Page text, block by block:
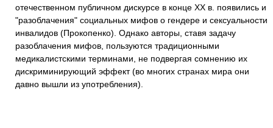
отечественном публичном дискурсе в конце ХХ в. появились и
"разоблачения" социальных мифов о гендере и сексуальности
инвалидов (Прокопенко). Однако авторы, ставя задачу
разоблачения мифов, пользуются традиционными
медикалистскими терминами, не подвергая сомнению их
дискриминирующий эффект (во многих странах мира они
давно вышли из употребления).